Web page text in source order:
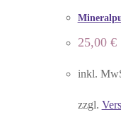
25,00 €
inkl.
zzgl.